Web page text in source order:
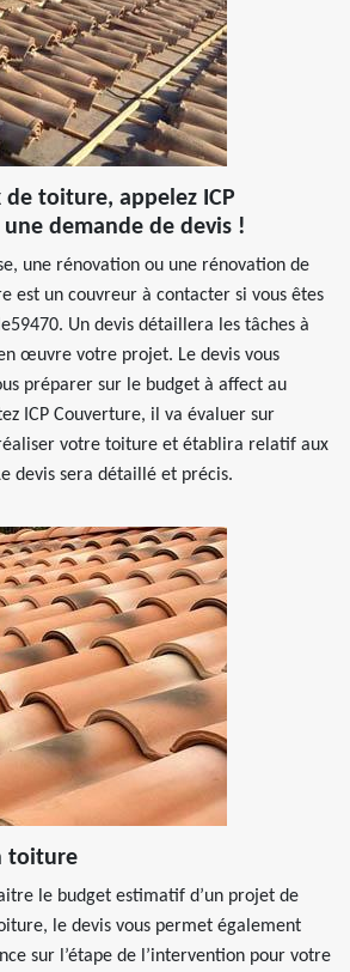
toiture, appelez ICP
demande de devis !
une rénovation ou une rénovation de
est un couvreur à contacter si vous êtes
Un devis détaillera les tâches à
œuvre votre projet. Le devis vous
préparer sur le budget à affect au
ICP Couverture, il va évaluer sur
votre toiture et établira relatif aux
devis sera détaillé et précis.
toiture
le budget estimatif d’un projet de
le devis vous permet également
sur l’étape de l’intervention pour votre